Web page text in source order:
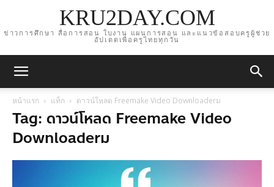
KRU2DAY.COM
ข่าวการศึกษา สื่อการสอน ใบงาน แผนการสอน และแนวข้อสอบครูผู้ช่วย
อัปเดตเพื่อครูไทยทุกวัน
หน้าแรก แท็ก ดาวน์โหลด Freemake Video Downloaderม
Tag: ดาวน์โหลด Freemake Video
Downloaderม